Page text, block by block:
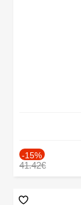
-15%
41.42€